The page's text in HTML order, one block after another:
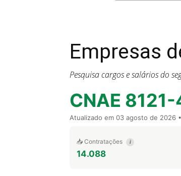
Empresas
Pesquisa cargos e salários do
CNAE
Atualizado em 03 agosto de 2026
📥 Contratações i
14.088